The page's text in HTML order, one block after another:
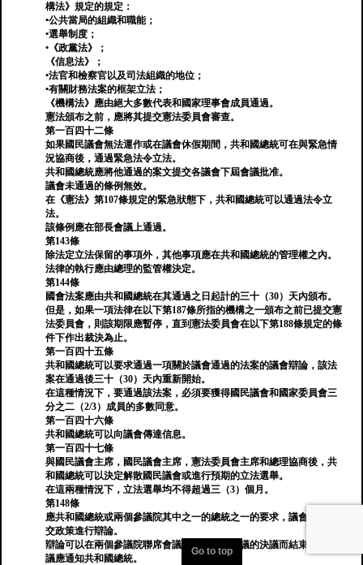
構法》規定的規定：
•公共當局的組織和職能；
•選舉制度；
•《政黨法》；
《信息法》；
•法官和檢察官以及司法組織的地位；
•有關財務法案的框架立法；
《機構法》應由絕大多數代表和國家理事會成員通過。
憲法頒布之前，應將其提交憲法委員會審查。
第一百四十二條
如果國民議會無法運作或在議會休假期間，共和國總統可在與緊急情
況協商後，通過緊急法令立法。
共和國總統應將他通過的案文提交各議會下屆會議批准。
議會未通過的條例無效。
在《憲法》第107條規定的緊急狀態下，共和國總統可以通過法令立
法。
該條例應在部長會議上通過。
第143條
除法定立法保留的事項外，其他事項應在共和國總統的管理權之內。
法律的執行應由總理的監管權決定。
第144條
國會法案應由共和國總統在其通過之日起計的三十（30）天內頒布。
但是，如果一項法律在以下第187條所指的機構之一頒布之前已提交憲
法委員會，則該期限應暫停，直到憲法委員會在以下第188條規定的條
件下作出裁決為止。
第一百四十五條
共和國總統可以要求通過一項關於議會通過的法案的議會辯論，該法
案在通過後三十（30）天內重新開始。
在這種情況下，要通過該法案，必須要獲得國民議會和國家委員會三
分之二（2/3）成員的多數同意。
第一百四十六條
共和國總統可以向議會傳達信息。
第一百四十七條
與國民議會主席，國民議會主席，憲法委員會主席和總理協商後，共
和國總統可以決定解散國民議會或進行預期的立法選舉。
在這兩種情況下，立法選舉均不得超過三（3）個月。
第148條
應共和國總統或兩個參議院其中之一的總統之一的要求，議會可對外
交政策進行辯論。
辯論可以在兩個參議院聯席會議上通過議會會議的決議而結束，該決
議應通知共和國總統。
Go to top